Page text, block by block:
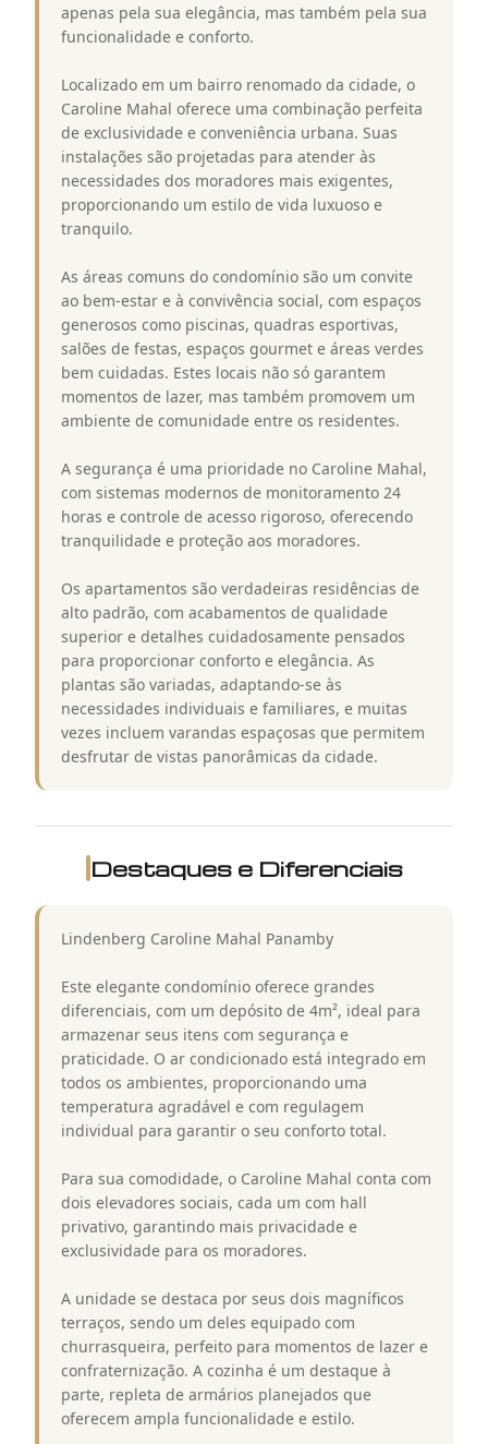
apenas pela sua elegância, mas também pela sua
funcionalidade e conforto.
Localizado em um bairro renomado da cidade, o
Caroline Mahal oferece uma combinação perfeita
de exclusividade e conveniência urbana. Suas
instalações são projetadas para atender às
necessidades dos moradores mais exigentes,
proporcionando um estilo de vida luxuoso e
tranquilo.
As áreas comuns do condomínio são um convite
ao bem-estar e à convivência social, com espaços
generosos como piscinas, quadras esportivas,
salões de festas, espaços gourmet e áreas verdes
bem cuidadas. Estes locais não só garantem
momentos de lazer, mas também promovem um
ambiente de comunidade entre os residentes.
A segurança é uma prioridade no Caroline Mahal,
com sistemas modernos de monitoramento 24
horas e controle de acesso rigoroso, oferecendo
tranquilidade e proteção aos moradores.
Os apartamentos são verdadeiras residências de
alto padrão, com acabamentos de qualidade
superior e detalhes cuidadosamente pensados
para proporcionar conforto e elegância. As
plantas são variadas, adaptando-se às
necessidades individuais e familiares, e muitas
vezes incluem varandas espaçosas que permitem
desfrutar de vistas panorâmicas da cidade.
Destaques e Diferenciais
Lindenberg Caroline Mahal Panamby
Este elegante condomínio oferece grandes
diferenciais, com um depósito de 4m², ideal para
armazenar seus itens com segurança e
praticidade. O ar condicionado está integrado em
todos os ambientes, proporcionando uma
temperatura agradável e com regulagem
individual para garantir o seu conforto total.
Para sua comodidade, o Caroline Mahal conta com
dois elevadores sociais, cada um com hall
privativo, garantindo mais privacidade e
exclusividade para os moradores.
A unidade se destaca por seus dois magníficos
terraços, sendo um deles equipado com
churrasqueira, perfeito para momentos de lazer e
confraternização. A cozinha é um destaque à
parte, repleta de armários planejados que
oferecem ampla funcionalidade e estilo.